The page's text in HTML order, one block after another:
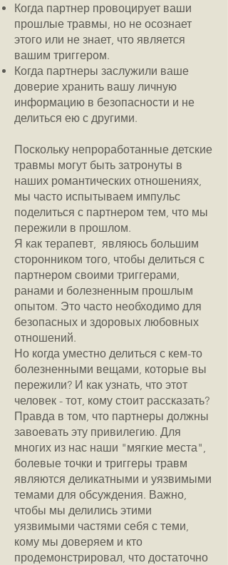
Когда партнер провоцирует ваши
прошлые травмы, но не осознает
этого или не знает, что является
вашим триггером.
Когда партнеры заслужили ваше
доверие хранить вашу личную
информацию в безопасности и не
делиться ею с другими.
Поскольку непроработанные детские
травмы могут быть затронуты в
наших романтических отношениях,
мы часто испытываем импульс
поделиться с партнером тем, что мы
пережили в прошлом.
Я как терапевт, являюсь большим
сторонником того, чтобы делиться с
партнером своими триггерами,
ранами и болезненным прошлым
опытом. Это часто необходимо для
безопасных и здоровых любовных
отношений.
Но когда уместно делиться с кем-то
болезненными вещами, которые вы
пережили? И как узнать, что этот
человек - тот, кому стоит рассказать?
Правда в том, что партнеры должны
завоевать эту привилегию. Для
многих из нас наши "мягкие места",
болевые точки и триггеры травм
являются деликатными и уязвимыми
темами для обсуждения. Важно,
чтобы мы делились этими
уязвимыми частями себя с теми,
кому мы доверяем и кто
продемонстрировал, что достаточно